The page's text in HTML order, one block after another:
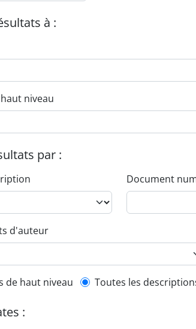
à :
niveau
par :
Document
d'auteur
filter
de haut niveau Toutes les
: